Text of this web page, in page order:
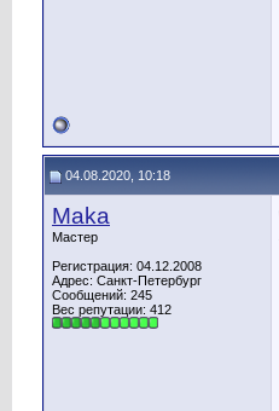
04.08.2020, 10:18
Maka
Мастер
Регистрация: 04.12.2008
Адрес: Санкт-Петербург
Сообщений: 245
Вес репутации: 412